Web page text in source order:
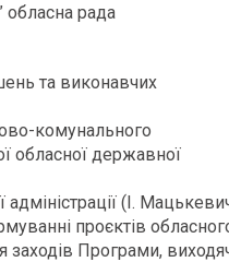
обласна рада
та виконавчих
комунального
обласної державної
(І.
проєктів
Програми,